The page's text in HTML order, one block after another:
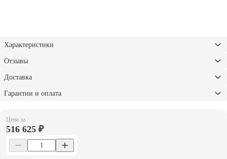
Цена за :
516 625 ₽
Характеристики
Отзывы
Доставка
Гарантии и оплата